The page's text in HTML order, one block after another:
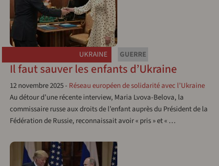
UKRAINE GUERRE
Il faut sauver les enfants d’Ukraine
12 novembre 2025- Réseau européen de solidarité avec l’Ukraine
Au détour d’une récente interview, Maria Lvova-Belova, la
commissaire russe aux droits de l’enfant auprès du Président de la
Fédération de Russie, reconnaissait avoir « pris » et « …